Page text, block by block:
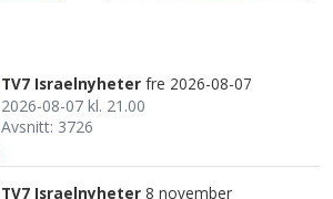
TV7 Israelnyheter fre 2026-08-07
2026-08-07 kl. 21.00
Avsnitt: 3726
TV7 Israelnyheter 8 november